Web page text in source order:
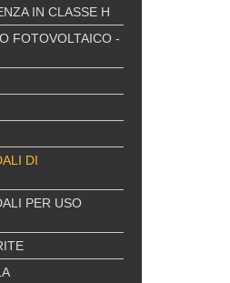
IN CLASSE H
FOTOVOLTAICO -
DI
PER USO